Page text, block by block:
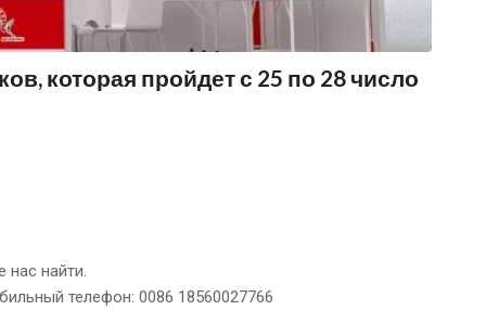
которая пройдет с 25 по 28 число
нас найти.
телефон: 0086 18560027766